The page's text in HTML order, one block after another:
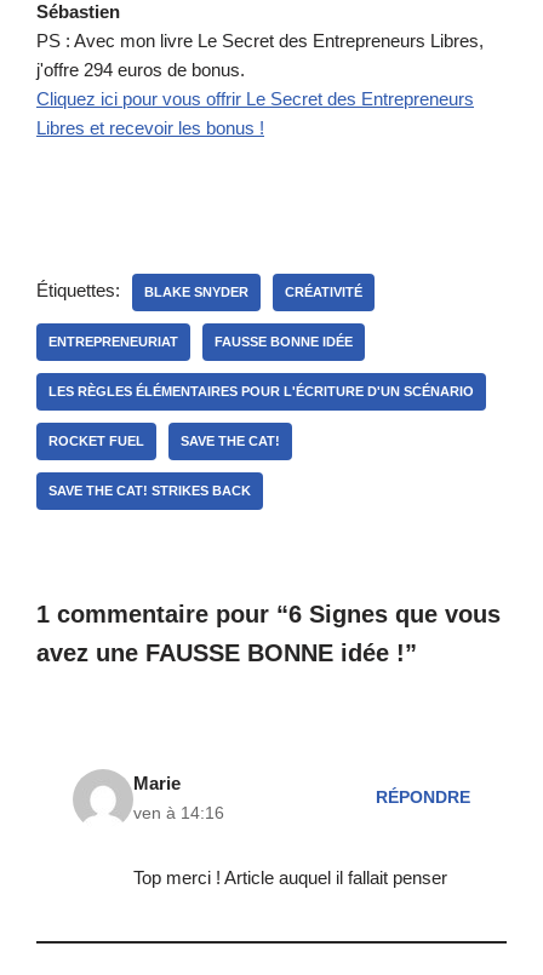
Sébastien
PS : Avec mon livre Le Secret des Entrepreneurs Libres,
j'offre 294 euros de bonus.
Cliquez ici pour vous offrir Le Secret des Entrepreneurs
Libres et recevoir les bonus !
Étiquettes: BLAKE SNYDER CRÉATIVITÉ
ENTREPRENEURIAT FAUSSE BONNE IDÉE
LES RÈGLES ÉLÉMENTAIRES POUR L'ÉCRITURE D'UN SCÉNARIO
ROCKET FUEL SAVE THE CAT!
SAVE THE CAT! STRIKES BACK
1 commentaire pour “6 Signes que vous
avez une FAUSSE BONNE idée !”
Marie
ven à 14:16
RÉPONDRE
Top merci ! Article auquel il fallait penser